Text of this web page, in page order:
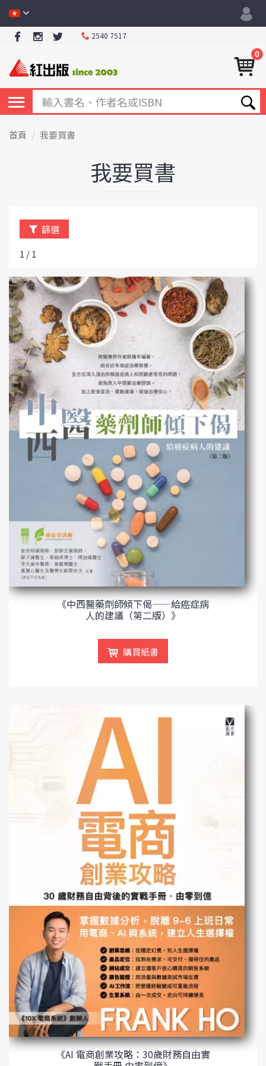
2540 7517
0
首頁 我要買書
我要買書
篩選
1 / 1
《中西醫藥劑師傾下偈——給癌症病
人的建議（第二版）》
購買紙書
《AI 電商創業攻略：30歲財務自由實